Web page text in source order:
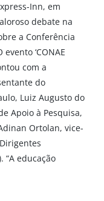
Inn, em
debate na
a Conferência
‘CONAE
com a
do
Luiz Augusto do
Apoio à Pesquisa,
Ortolan, vice-
“A educação